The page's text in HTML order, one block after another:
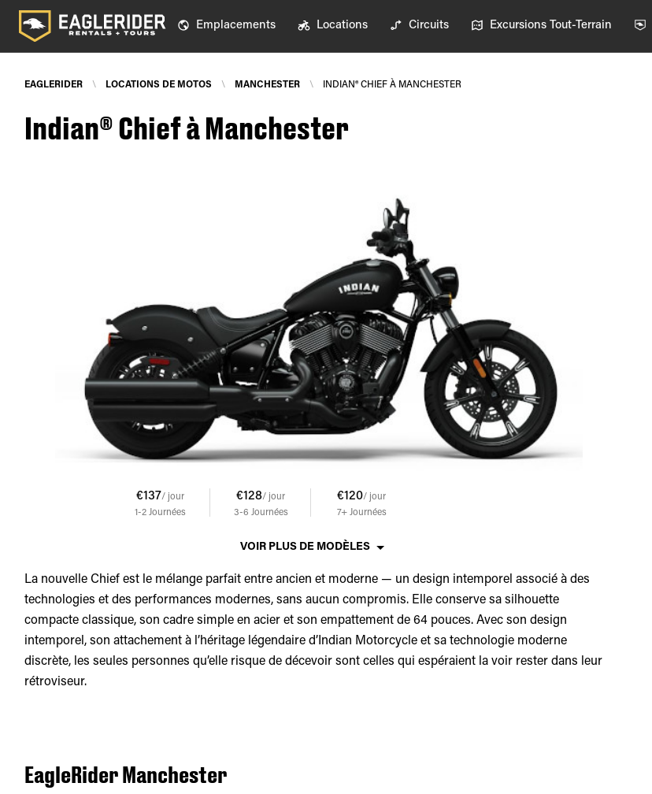
Emplacements Locations Circuits Excursions Tout-Terrain
EAGLERIDER \ LOCATIONS DE MOTOS \ MANCHESTER \ INDIAN® CHIEF À MANCHESTER
Indian® Chief à Manchester
€137/ jour
1-2 Journées
€128/ jour
3-6 Journées
€120/ jour
7+ Journées
VOIR PLUS DE MODÈLES
La nouvelle Chief est le mélange parfait entre ancien et moderne — un design intemporel associé à des
technologies et des performances modernes, sans aucun compromis. Elle conserve sa silhouette
compacte classique, son cadre simple en acier et son empattement de 64 pouces. Avec son design
intemporel, son attachement à l’héritage légendaire d’Indian Motorcycle et sa technologie moderne
discrète, les seules personnes qu’elle risque de décevoir sont celles qui espéraient la voir rester dans leur
rétroviseur.
EagleRider Manchester